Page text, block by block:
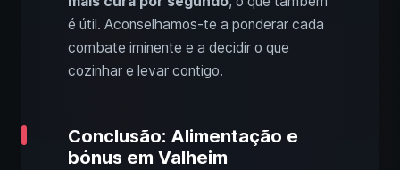
é útil. Aconselhamos-te a ponderar cada
combate iminente e a decidir o que
cozinhar e levar contigo.
Conclusão: Alimentação e
bónus em Valheim